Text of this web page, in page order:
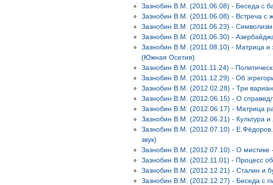
Зазнобин В.М. (2011.06.08) - Беседа с
Зазнобин В.М. (2011.06.08) - Встреча с
Зазнобин В.М. (2011.06.23) -
Зазнобин В.М. (2011.06.30) -
Зазнобин В.М. (2011.08.10) - Матрица и
(Южная Осетия)
Зазнобин В.М. (2011.11.24) -
Зазнобин В.М. (2011.12.29) - Об
Зазнобин В.М. (2012.02.28) - Три
Зазнобин В.М. (2012.06.15) - О
Зазнобин В.М. (2012.06.17) - Матрица
Зазнобин В.М. (2012.06.21) - Культура и
Зазнобин В.М. (2012.07.10) - Е.Фёдоров.
звук)
Зазнобин В.М. (2012.07.10) - О мистике
Зазнобин В.М. (2012.11.01) - Процесс
Зазнобин В.М. (2012.12.21) - Сталин и
Зазнобин В.М. (2012.12.27) - Беседа с